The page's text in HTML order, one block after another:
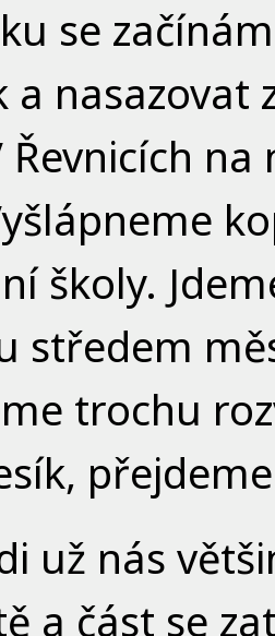
se
a nasazovat
školy.
středem
trochu
už nás
a část se